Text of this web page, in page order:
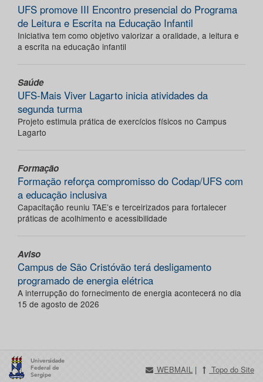
UFS promove III Encontro presencial do Programa
de Leitura e Escrita na Educação Infantil
Iniciativa tem como objetivo valorizar a oralidade, a leitura e
a escrita na educação infantil
Saúde
UFS-Mais Viver Lagarto inicia atividades da
segunda turma
Projeto estimula prática de exercícios físicos no Campus
Lagarto
Formação
Formação reforça compromisso do Codap/UFS com
a educação inclusiva
Capacitação reuniu TAE’s e terceirizados para fortalecer
práticas de acolhimento e acessibilidade
Aviso
Campus de São Cristóvão terá desligamento
programado de energia elétrica
A interrupção do fornecimento de energia acontecerá no dia
15 de agosto de 2026
WEBMAIL | Topo do Site